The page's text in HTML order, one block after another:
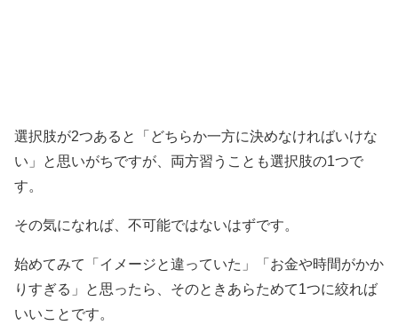
選択肢が2つあると「どちらか一方に決めなければいけな
い」と思いがちですが、両方習うことも選択肢の1つで
す。
その気になれば、不可能ではないはずです。
始めてみて「イメージと違っていた」「お金や時間がかか
りすぎる」と思ったら、そのときあらためて1つに絞れば
いいことです。